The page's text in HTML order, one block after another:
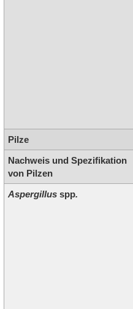
Pilze
Nachweis und Spezifikation
von Pilzen
Aspergillus spp.